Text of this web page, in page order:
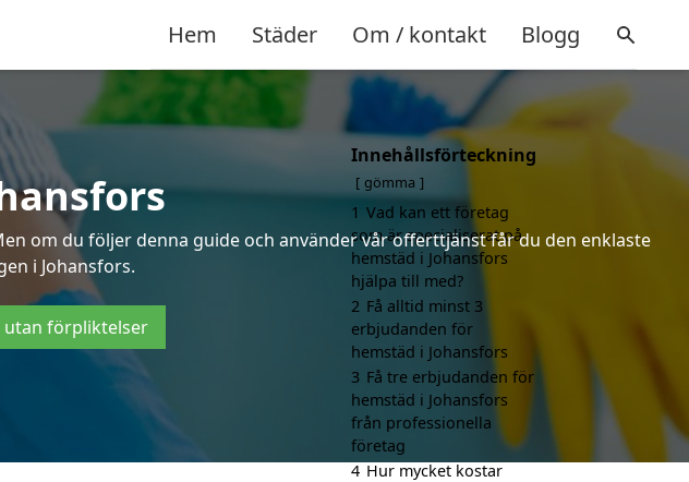
Hem Städer Om / kontakt Blogg
om du följer denna guide och använder vår offerttjänst får du den enklaste
i Johansfors.
utan förpliktelser
Innehållsförteckning
gömma
1 Vad kan ett företag
som är specialiserat på
hemstäd i Johansfors
hjälpa till med?
2 Få alltid minst 3
erbjudanden för
hemstäd i Johansfors
3 Få tre erbjudanden för
hemstäd i Johansfors
från professionella
företag
4 Hur mycket kostar